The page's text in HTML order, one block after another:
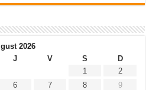
2026
J V S
D
1
2
6 7 8
9